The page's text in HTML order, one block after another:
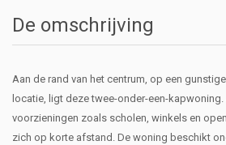
De omschrijving
Aan de rand van het centrum, op een
locatie, ligt deze twee-onder-een-
voorzieningen zoals scholen, winkels en
zich op korte afstand. De woning beschikt